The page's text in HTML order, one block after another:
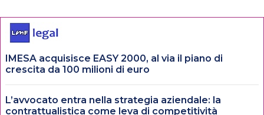
IMESA acquisisce EASY 2000, al via il piano di
crescita da 100 milioni di euro
L’avvocato entra nella strategia aziendale: la
contrattualistica come leva di competitività